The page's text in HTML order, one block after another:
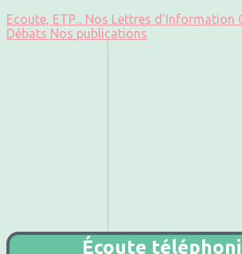
Ecoute, ETP... Nos Lettres d'Information
Débats Nos publications
Écoute